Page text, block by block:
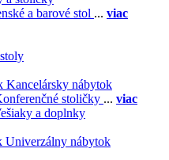
a barové stol ... viac
Kancelársky nábytok
stoličky ... viac
a doplnky
Univerzálny nábytok